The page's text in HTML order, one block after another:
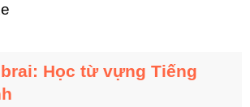
Học từ vựng Tiếng